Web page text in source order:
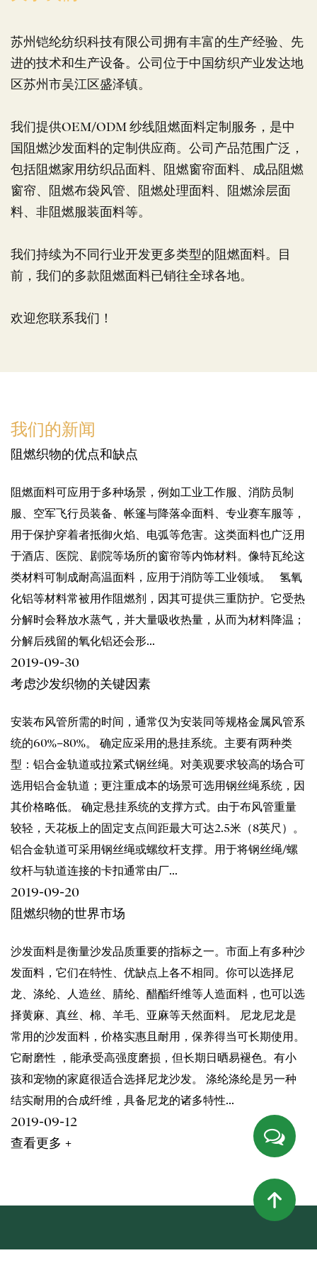
苏州铠纶纺织科技有限公司拥有丰富的生产经验、先
进的技术和生产设备。公司位于中国纺织产业发达地
区苏州市吴江区盛泽镇。
我们提供OEM/ODM 纱线阻燃面料定制服务，是中
国阻燃沙发面料的定制供应商。公司产品范围广泛，
包括阻燃家用纺织品面料、阻燃窗帘面料、成品阻燃
窗帘、阻燃布袋风管、阻燃处理面料、阻燃涂层面
料、非阻燃服装面料等。
我们持续为不同行业开发更多类型的阻燃面料。目
前，我们的多款阻燃面料已销往全球各地。
欢迎您联系我们！
我们的新闻
阻燃织物的优点和缺点
阻燃面料可应用于多种场景，例如工业工作服、消防员制
服、空军飞行员装备、帐篷与降落伞面料、专业赛车服等，
用于保护穿着者抵御火焰、电弧等危害。这类面料也广泛用
于酒店、医院、剧院等场所的窗帘等内饰材料。像特瓦纶这
类材料可制成耐高温面料，应用于消防等工业领域。 氢氧
化铝等材料常被用作阻燃剂，因其可提供三重防护。它受热
分解时会释放水蒸气，并大量吸收热量，从而为材料降温；
分解后残留的氧化铝还会形...
2019-09-30
考虑沙发织物的关键因素
安装布风管所需的时间，通常仅为安装同等规格金属风管系
统的60%–80%。 确定应采用的悬挂系统。主要有两种类
型：铝合金轨道或拉紧式钢丝绳。对美观要求较高的场合可
选用铝合金轨道；更注重成本的场景可选用钢丝绳系统，因
其价格略低。 确定悬挂系统的支撑方式。由于布风管重量
较轻，天花板上的固定支点间距最大可达2.5米（8英尺）。
铝合金轨道可采用钢丝绳或螺纹杆支撑。用于将钢丝绳/螺
纹杆与轨道连接的卡扣通常由厂...
2019-09-20
阻燃织物的世界市场
沙发面料是衡量沙发品质重要的指标之一。市面上有多种沙
发面料，它们在特性、优缺点上各不相同。你可以选择尼
龙、涤纶、人造丝、腈纶、醋酯纤维等人造面料，也可以选
择黄麻、真丝、棉、羊毛、亚麻等天然面料。 尼龙尼龙是
常用的沙发面料，价格实惠且耐用，保养得当可长期使用。
它耐磨性 ，能承受高强度磨损，但长期日晒易褪色。有小
孩和宠物的家庭很适合选择尼龙沙发。 涤纶涤纶是另一种
结实耐用的合成纤维，具备尼龙的诸多特性...
2019-09-12
查看更多 +